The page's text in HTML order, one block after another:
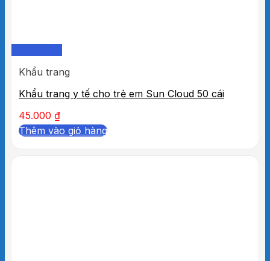
Khẩu trang
Khẩu trang y tế cho trẻ em Sun Cloud 50 cái
45.000 ₫
Thêm vào giỏ hàng